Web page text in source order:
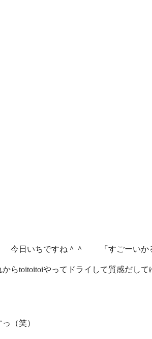
日いちですね＾＾ 『すごーいかる
らtoitoitoiやってドライして質感だし
（笑）